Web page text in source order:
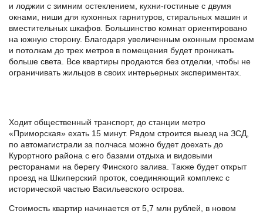
и лоджии с зимним остеклением, кухни-гостиные с двумя
окнами, ниши для кухонных гарнитуров, стиральных машин и
вместительных шкафов. Большинство комнат ориентировано
на южную сторону. Благодаря увеличенным оконным проемам
и потолкам до трех метров в помещения будет проникать
больше света. Все квартиры продаются без отделки, чтобы не
ограничивать жильцов в своих интерьерных экспериментах.
Ходит общественный транспорт, до станции метро
«Приморская» ехать 15 минут. Рядом строится выезд на ЗСД,
по автомагистрали за полчаса можно будет доехать до
Курортного района с его базами отдыха и видовыми
ресторанами на берегу Финского залива. Также будет открыт
проезд на Шкиперский проток, соединяющий комплекс с
исторической частью Васильевского острова.
Стоимость квартир начинается от 5,7 млн рублей, в новом